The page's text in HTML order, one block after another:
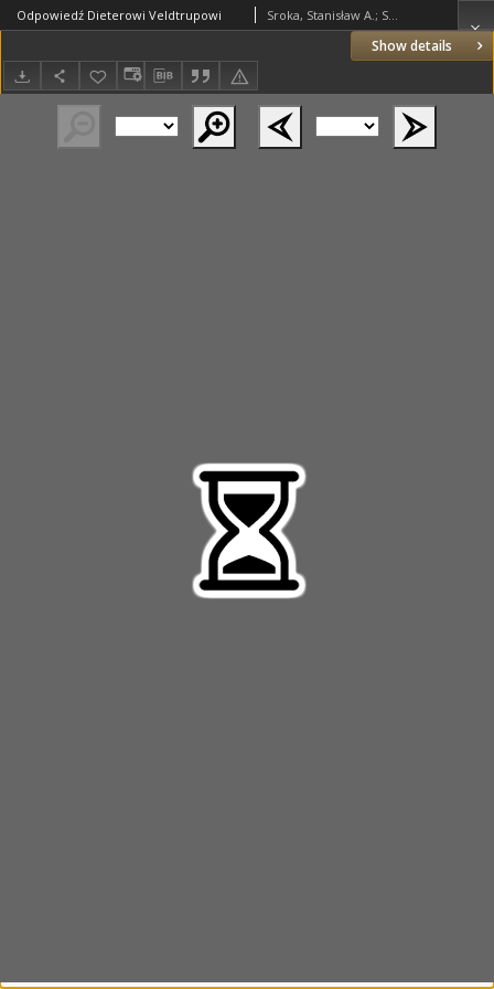
Show details
Odpowiedź Dieterowi Veldtrupowi Sroka, Stanisław A.; Salamon, Maciej